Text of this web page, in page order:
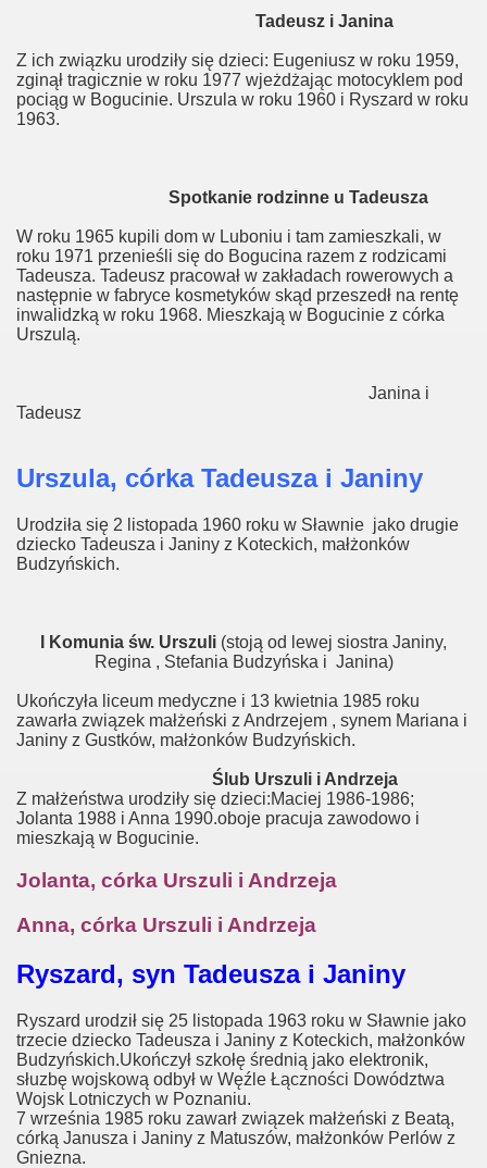
Tadeusz i Janina
Z ich związku urodziły się dzieci: Eugeniusz w roku 1959,
zginął tragicznie w roku 1977 wjeżdżając motocyklem pod
pociąg w Bogucinie. Urszula w roku 1960 i Ryszard w roku
1963.
Spotkanie rodzinne u Tadeusza
W roku 1965 kupili dom w Luboniu i tam zamieszkali, w
roku 1971 przenieśli się do Bogucina razem z rodzicami
Tadeusza. Tadeusz pracował w zakładach rowerowych a
następnie w fabryce kosmetyków skąd przeszedł na rentę
inwalidzką w roku 1968. Mieszkają w Bogucinie z córka
Urszulą.
Janina i
Tadeusz
Urszula, córka Tadeusza i Janiny
Urodziła się 2 listopada 1960 roku w Sławnie jako drugie
dziecko Tadeusza i Janiny z Koteckich, małżonków
Budzyńskich.
I Komunia św. Urszuli (stoją od lewej siostra Janiny,
Regina , Stefania Budzyńska i Janina)
Ukończyła liceum medyczne i 13 kwietnia 1985 roku
zawarła związek małżeński z Andrzejem , synem Mariana i
Janiny z Gustków, małżonków Budzyńskich.
Ślub Urszuli i Andrzeja
Z małżeństwa urodziły się dzieci:Maciej 1986-1986;
Jolanta 1988 i Anna 1990.oboje pracuja zawodowo i
mieszkają w Bogucinie.
Jolanta, córka Urszuli i Andrzeja
Anna, córka Urszuli i Andrzeja
Ryszard, syn Tadeusza i Janiny
Ryszard urodził się 25 listopada 1963 roku w Sławnie jako
trzecie dziecko Tadeusza i Janiny z Koteckich, małżonków
Budzyńskich.Ukończył szkołę średnią jako elektronik,
słuzbę wojskową odbył w Węźle Łączności Dowództwa
Wojsk Lotniczych w Poznaniu.
7 września 1985 roku zawarł związek małżeński z Beatą,
córką Janusza i Janiny z Matuszów, małżonków Perlów z
Gniezna.